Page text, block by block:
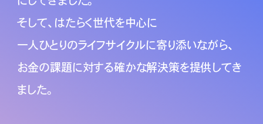
そして、はたらく世代を中心に
一人ひとりのライフサイクルに寄り添いながら、
お金の課題に対する確かな解決策を提供してき
ました。